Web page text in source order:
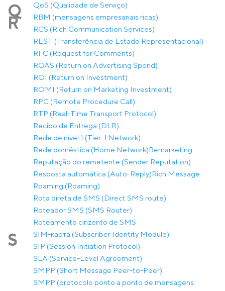
Q QoS (Qualidade de Serviço)
R
RBM (mensagens empresariais ricas)
RCS (Rich Communication Services)
REST (Transferência de Estado Representacional)
RFC (Request for Comments)
ROAS (Return on Advertising Spend)
ROI (Return on Investment)
ROMI (Return on Marketing Investment)
RPC (Remote Procedure Call)
RTP (Real-Time Transport Protocol)
Recibo de Entrega (DLR)
Rede de nível 1 (Tier-1 Network)
Rede doméstica (Home Network)Remarketing
Reputação do remetente (Sender Reputation)
Resposta automática (Auto-Reply)Rich Message
Roaming (Roaming)
Rota direta de SMS (Direct SMS route)
Roteador SMS (SMS Router)
Roteamento cinzento de SMS
S
SIM-карта (Subscriber Identity Module)
SIP (Session Initiation Protocol)
SLA (Service-Level Agreement)
SMPP (Short Message Peer-to-Peer)
SMPP (protocolo ponto a ponto de mensagens